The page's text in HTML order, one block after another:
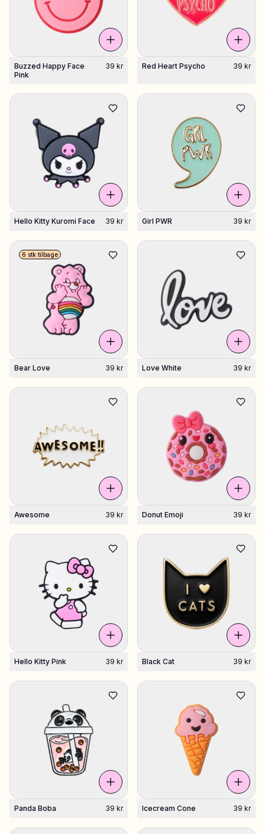
Buzzed Happy Face
Pink
39 kr Red Heart Psycho 39 kr
Hello Kitty Kuromi Face 39 kr Girl PWR 39 kr
Bear Love 39 kr
6 stk tilbage
Love White 39 kr
Awesome 39 kr Donut Emoji 39 kr
Hello Kitty Pink 39 kr Black Cat 39 kr
Panda Boba 39 kr Icecream Cone 39 kr